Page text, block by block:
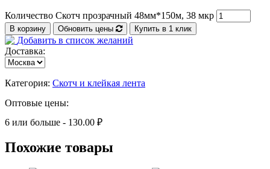
Количество Скотч прозрачный 48мм*150м, 38 мкр
В корзину Обновить цены Купить в 1 клик
Добавить в список желаний
Доставка:
Категория: Скотч и клейкая лента
Оптовые цены:
6 или больше - 130.00 ₽
Похожие товары